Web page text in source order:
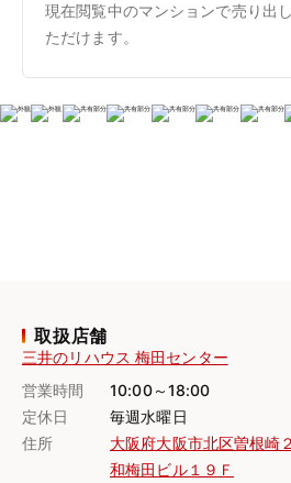
現在閲覧中のマンションで売り出
ただけます。
取扱店舗
三井のリハウス 梅田センター
営業時間
10:00～18:00
定休日
毎週水曜日
住所
大阪府大阪市北区曽根
和梅田ビル１９Ｆ